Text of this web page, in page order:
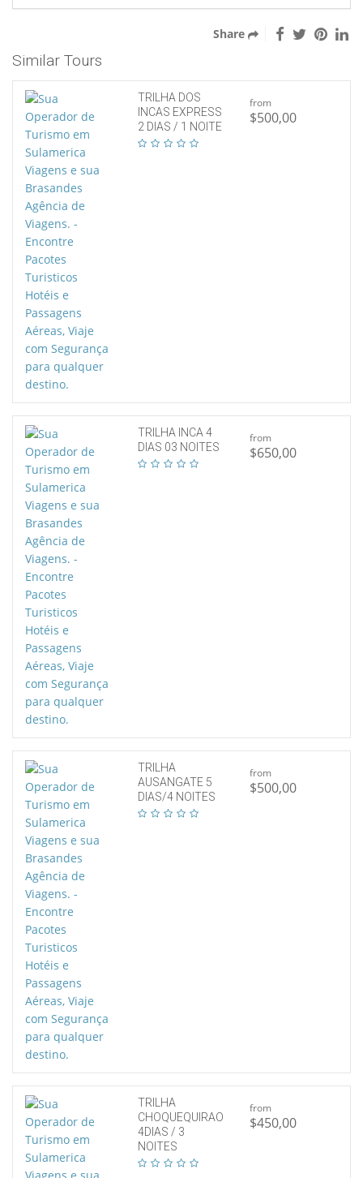
Share
Similar Tours
TRILHA DOS
INCAS EXPRESS
2 DIAS / 1 NOITE
from
$500,00
TRILHA INCA 4
DIAS 03 NOITES
from
$650,00
TRILHA
AUSANGATE 5
DIAS/4 NOITES
from
$500,00
TRILHA
CHOQUEQUIRAO
4DIAS / 3
NOITES
from
$450,00